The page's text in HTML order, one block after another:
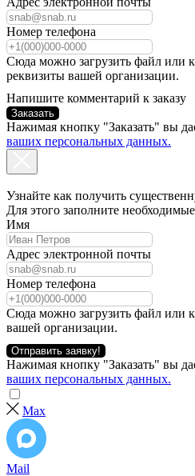
Номер телефона
Сюда можно загрузить файл или
реквизиты вашей организации.
Напишите комментарий к заказу
Заказать
Нажимая кнопку "Заказать" вы
ваших персональных данных.
Узнайте как получить
Для этого заполните
Имя
Адрес электронной почты
Номер телефона
Сюда можно загрузить файл или
вашей организации.
Отправить заявку!
Нажимая кнопку "Заказать" вы
ваших персональных данных.
Max
Mail